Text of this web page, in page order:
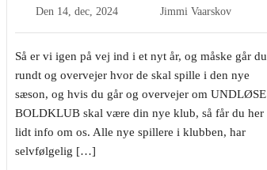
Den 14, dec, 2024 Jimmi Vaarskov
Så er vi igen på vej ind i et nyt år, og måske går du
rundt og overvejer hvor de skal spille i den nye
sæson, og hvis du går og overvejer om UNDLØSE
BOLDKLUB skal være din nye klub, så får du her
lidt info om os. Alle nye spillere i klubben, har
selvfølgelig […]